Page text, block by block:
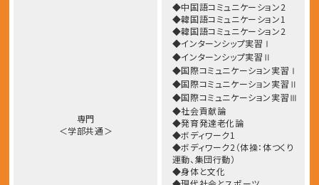
専門
＜学部共通＞
◆中国語コミュニケーション2
◆韓国語コミュニケーション1
◆韓国語コミュニケーション2
◆インターンシップ実習Ⅰ
◆インターンシップ実習Ⅱ
◆国際コミュニケーション実習Ⅰ
◆国際コミュニケーション実習Ⅱ
◆国際コミュニケーション実習Ⅲ
◆社会貢献論
◆発育発達老化論
◆ボディワーク1
◆ボディワーク2（体操：体つくり
運動、集団行動）
◆身体と文化